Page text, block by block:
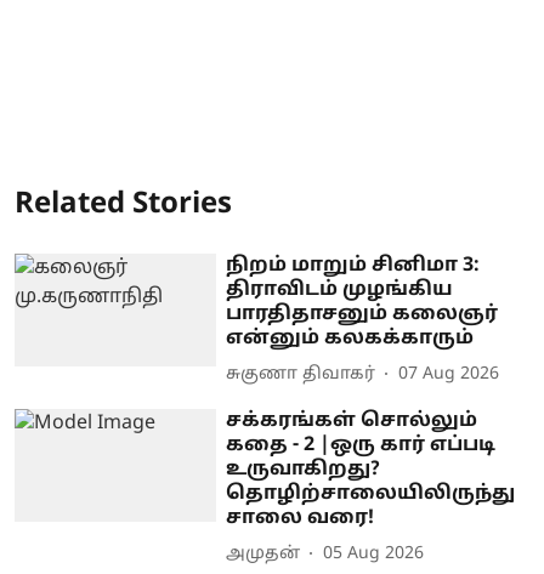
Related Stories
நிறம் மாறும் சினிமா 3:
திராவிடம் முழங்கிய
பாரதிதாசனும் கலைஞர்
என்னும் கலகக்காரும்
சுகுணா திவாகர் 07 Aug 2026
சக்கரங்கள் சொல்லும்
கதை - 2 |ஒரு கார் எப்படி
உருவாகிறது?
தொழிற்சாலையிலிருந்து
சாலை வரை!
அமுதன் 05 Aug 2026